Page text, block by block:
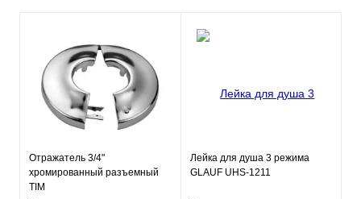
Отражатель 3/4"
хромированный разъемный
TIM
Лейка для душа 3 режима
GLAUF UHS-1211